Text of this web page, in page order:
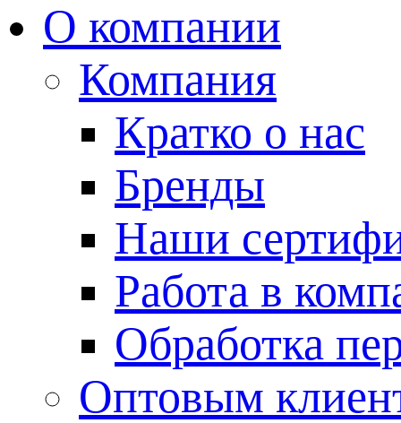
О компании
Компания
Кратко о нас
Бренды
Наши
Работа в
Обработка
Оптовым